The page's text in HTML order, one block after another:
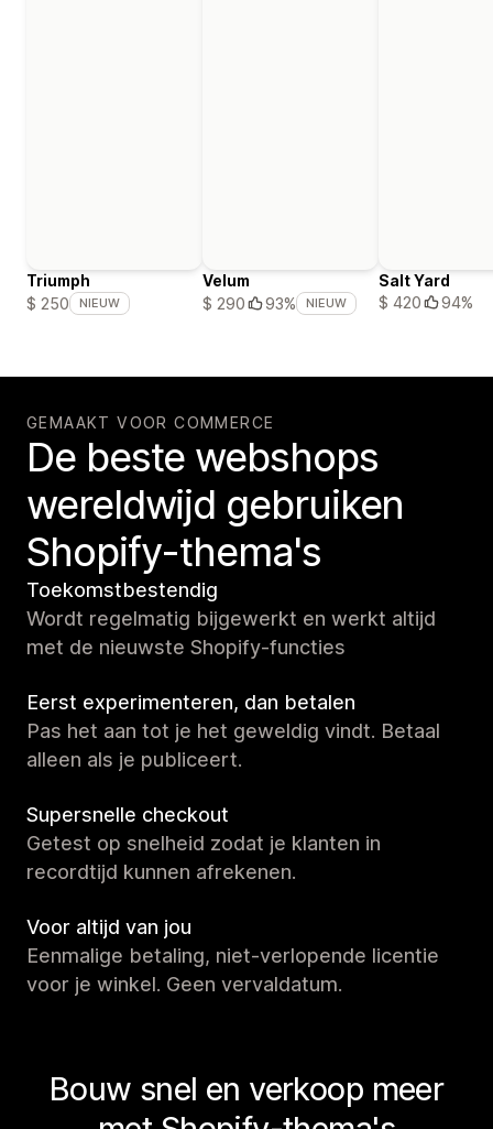
Triumph
$ 250
NIEUW
Velum
$ 290
93% NIEUW
Salt Yard
$ 420
94%
GEMAAKT VOOR COMMERCE
De beste webshops
wereldwijd gebruiken
Shopify-thema's
Toekomstbestendig
Wordt regelmatig bijgewerkt en werkt altijd
met de nieuwste Shopify-functies
Eerst experimenteren, dan betalen
Pas het aan tot je het geweldig vindt. Betaal
alleen als je publiceert.
Supersnelle checkout
Getest op snelheid zodat je klanten in
recordtijd kunnen afrekenen.
Voor altijd van jou
Eenmalige betaling, niet-verlopende licentie
voor je winkel. Geen vervaldatum.
Bouw snel en verkoop meer